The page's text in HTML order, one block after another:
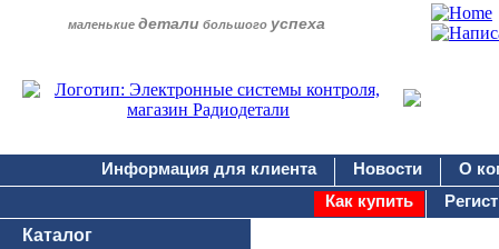
маленькие деталибольшого успеха
Информация для клиента Новости
О
Как купить
Каталог